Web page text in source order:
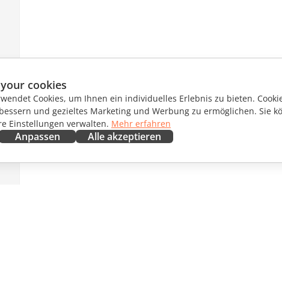
cookies
Cookies, um Ihnen ein individuelles Erlebnis zu bieten.
und gezieltes Marketing und Werbung zu ermöglichen. Sie
Einstellungen verwalten. Mehr erfahren
Anpassen Alle akzeptieren